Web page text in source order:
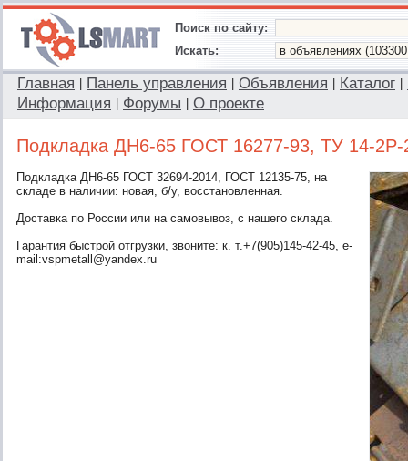
Поиск по сайту:
Искать:
Главная Панель управления Объявления Каталог
Информация
Форумы О проекте
Подкладка ДН6-65 ГОСТ 16277-93, ТУ 14-2Р-
Подкладка ДН6-65 ГОСТ 32694-2014, ГОСТ 12135-75, на
складе в наличии: новая, б/у, восстановленная.
Доставка по России или на самовывоз, с нашего склада.
Гарантия быстрой отгрузки, звоните: к. т.+7(905)145-42-45, e-
mail:vspmetall@yandex.ru